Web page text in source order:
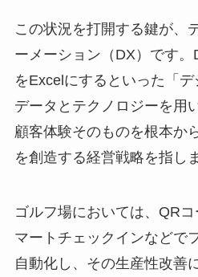
この状況を打開する鍵が、
ーメーション（DX）です
をExcelにするといった「デ
データとテクノロジーを用
顧客体験そのものを根本か
を創造する経営戦略を指し
ゴルフ場においては、QR
マートチェックインなどで
自動化し、その生産性改善